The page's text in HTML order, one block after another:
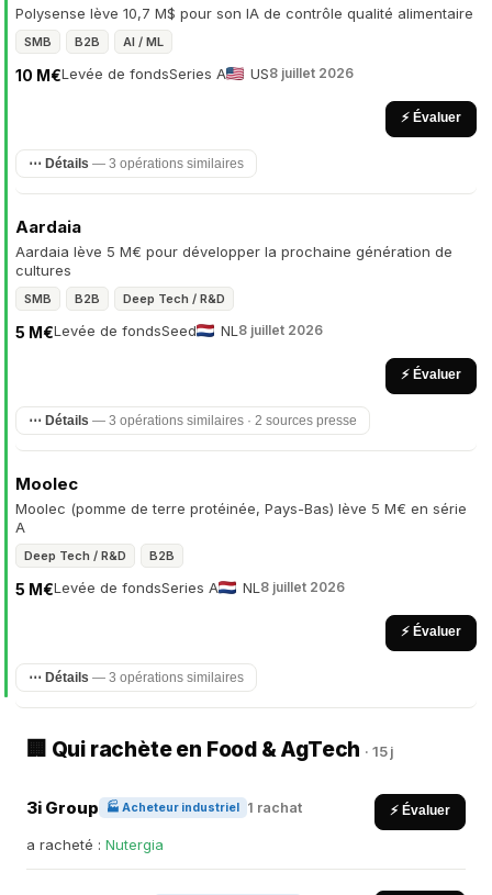
Polysense lève 10,7 M$ pour son IA de contrôle qualité alimentaire
SMB B2B AI / ML
Levée de fonds
10 M€ Series A US8 juillet 2026
⚡ Évaluer
⋯ Détails — 3 opérations similaires
Aardaia
Aardaia lève 5 M€ pour développer la prochaine génération de
cultures
SMB B2B Deep Tech / R&D
Levée de fonds
5 M€ Seed NL 8 juillet 2026
⚡ Évaluer
⋯ Détails — 3 opérations similaires · 2 sources presse
Moolec
Moolec (pomme de terre protéinée, Pays-Bas) lève 5 M€ en série
A
Deep Tech / R&D B2B
Levée de fonds
5 M€ Series A NL 8 juillet 2026
⚡ Évaluer
⋯ Détails — 3 opérations similaires
🏢 Qui rachète en Food & AgTech · 15 j
3i Group 🏭 Acheteur industriel 1 rachat ⚡ Évaluer
a racheté : Nutergia